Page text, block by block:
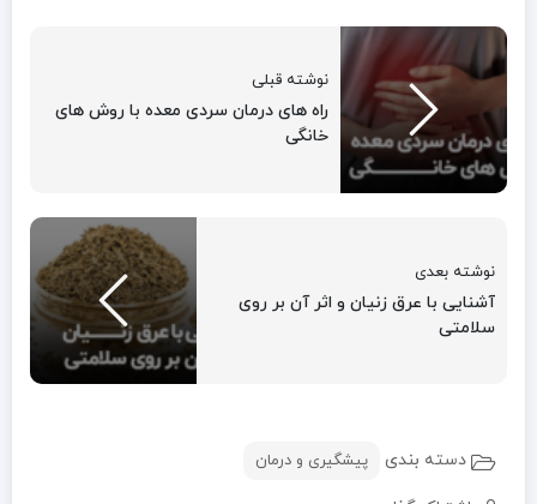
نوشته قبلی
راه های درمان سردی معده با روش های
خانگی
نوشته بعدی
آشنایی با عرق زنیان و اثر آن بر روی
سلامتی
دسته بندی پیشگیری و درمان